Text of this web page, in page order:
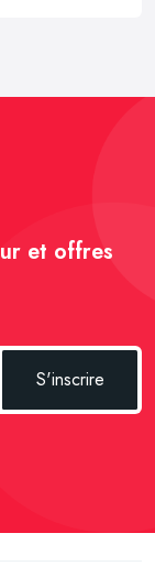
et offres
S'inscrire